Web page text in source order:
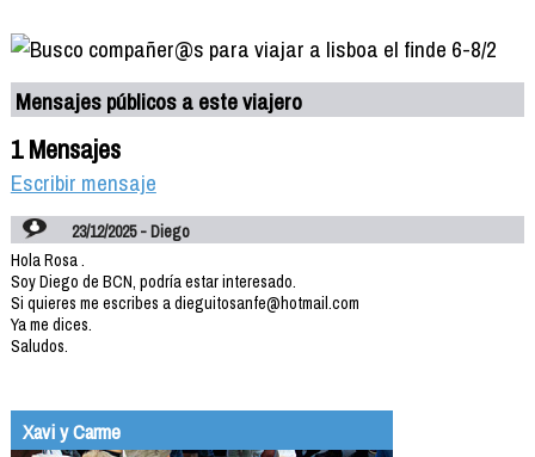
Mensajes públicos a este viajero
1 Mensajes
Escribir mensaje
23/12/2025 - Diego
Hola Rosa .
Soy Diego de BCN, podría estar interesado.
Si quieres me escribes a dieguitosanfe@hotmail.com
Ya me dices.
Saludos.
Xavi y Carme